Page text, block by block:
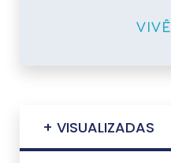
+ VISUALIZADAS